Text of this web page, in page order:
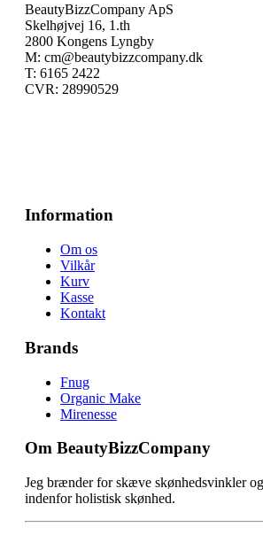
BeautyBizzCompany ApS
Skelhøjvej 16, 1.th
2800 Kongens Lyngby
M: cm@beautybizzcompany.dk
T: 6165 2422
CVR: 28990529
Information
Om os
Vilkår
Kurv
Kasse
Kontakt
Brands
Fnug
Organic Make
Mirenesse
Om BeautyBizzCompany
Jeg brænder for skæve skønhedsvinkler
indenfor holistisk skønhed.